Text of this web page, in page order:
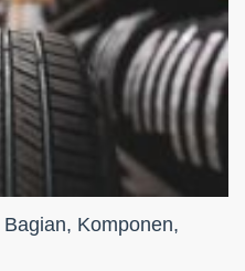
Komponen,